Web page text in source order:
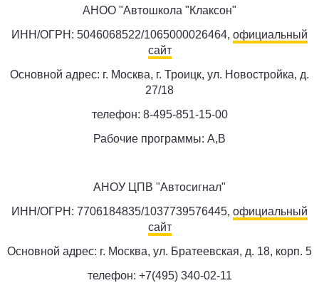
АНОО "Автошкола "Клаксон"
ИНН/ОГРН: 5046068522/1065000026464, официальный
сайт
Основной адрес: г. Москва, г. Троицк, ул. Новостройка, д.
27/18
телефон: 8-495-851-15-00
Рабочие программы: A,B
АНОУ ЦПВ "Автосигнал"
ИНН/ОГРН: 7706184835/1037739576445, официальный
сайт
Основной адрес: г. Москва, ул. Братеевская, д. 18, корп. 5
телефон: +7(495) 340-02-11